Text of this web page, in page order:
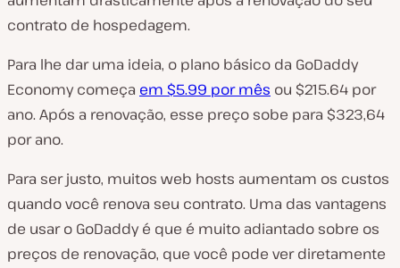
contrato de hospedagem.
Para lhe dar uma ideia, o plano básico da GoDaddy
Economycomeça em $5.99 por mês ou $215.64 por
ano. Após a renovação, esse preço sobe para $323,64
por ano.
Para ser justo, muitos web hosts aumentam os custos
quando você renova seu contrato. Uma das vantagens
de usar o GoDaddy é que é muito adiantado sobre os
preços de renovação, que você pode ver diretamente